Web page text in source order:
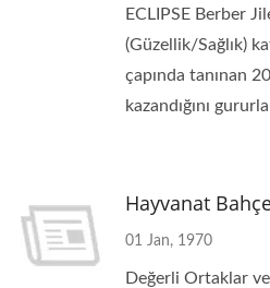
ECLIPSE Berber
(Güzellik/Sağlık)
çapında tanınan
kazandığını
Hayvanat
01 Jan, 1970
Değerli Ortaklar